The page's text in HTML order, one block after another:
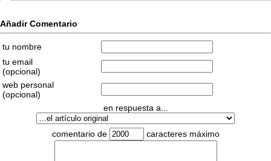
Añadir Comentario
tu nombre
tu email
(opcional)
web personal
(opcional)
en respuesta a...
comentario de caracteres máximo